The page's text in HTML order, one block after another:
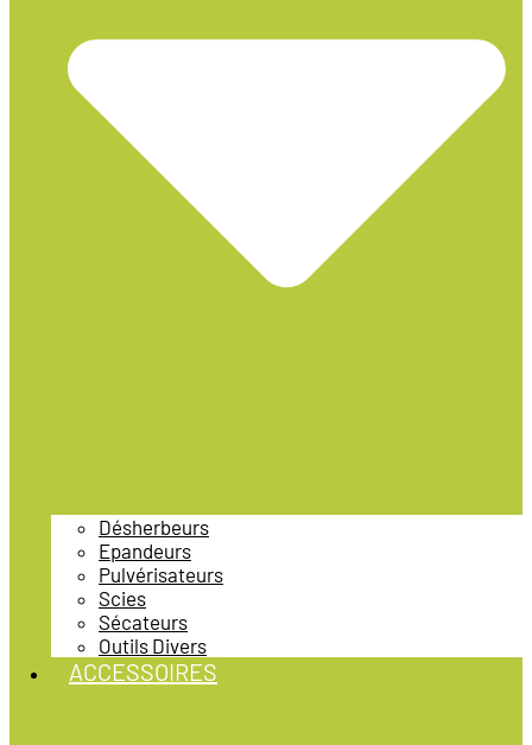
Désherbeurs
Epandeurs
Pulvérisateurs
Scies
Sécateurs
Outils Divers
ACCESSOIRES